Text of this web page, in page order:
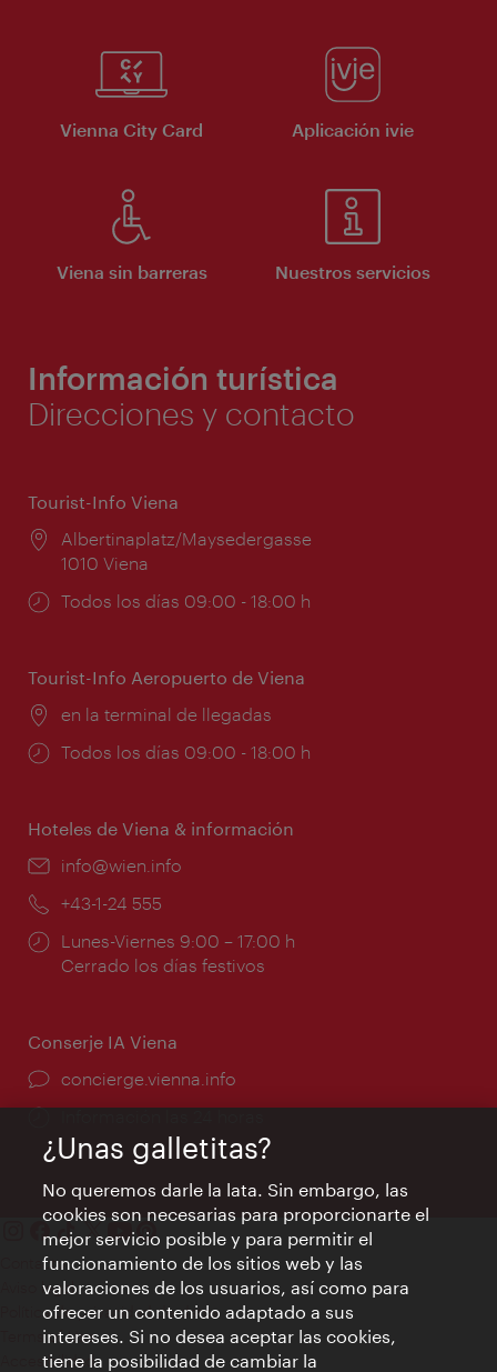
Vienna City Card Aplicación ivie
Viena sin barreras Nuestros servicios
Información turística
Direcciones y contacto
Tourist-Info Viena
Lugar:
Albertinaplatz/Maysedergasse
1010 Viena
Horarios
Todos los días 09:00 - 18:00 h
Tourist-Info Aeropuerto de Viena
Lugar:
en la terminal de llegadas
Horarios
Todos los días 09:00 - 18:00 h
Hoteles de Viena & información
e-
info@wien.info
Teléfono:
+43-1-24 555
Horarios
de
Lunes-Viernes 9:00 – 17:00 h
Cerrado los días festivos
Conserje IA Viena
concierge.vienna.info
Contacto
Aviso legal
Política de privacidad de datos
Terms of Use
Accesibilidad
¿Unas galletitas?
No queremos darle la lata. Sin embargo, las
cookies son necesarias para proporcionarte el
mejor servicio posible y para permitir el
funcionamiento de los sitios web y las
valoraciones de los usuarios, así como para
ofrecer un contenido adaptado a sus
intereses. Si no desea aceptar las cookies,
tiene la posibilidad de cambiar la